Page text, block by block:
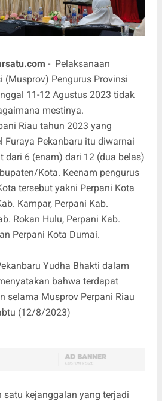
- Pelaksanaan
(Musprov) Pengurus Provinsi
11-12 Agustus 2023 tidak
mestinya.
Riau tahun 2023 yang
Furaya Pekanbaru itu diwarnai
dari 6 (enam) dari 12 (dua belas)
Kota. Keenam pengurus
tersebut yakni Perpani Kota
Kampar, Perpani Kab.
Rokan Hulu, Perpani Kab.
Perpani Kota Dumai.
Yudha Bhakti dalam
bahwa terdapat
selama Musprov Perpani Riau
(12/8/2023)
satu kejanggalan yang terjadi